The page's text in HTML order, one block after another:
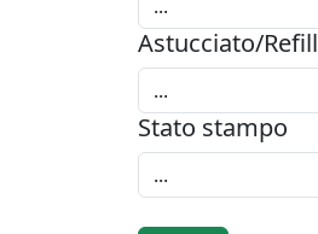
Astucciato/Refill
Stato stampo